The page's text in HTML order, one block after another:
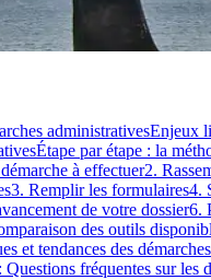
administrativesEnjeux
Étape par étape : la
à effectuer2.
3. Remplir les formulaires4.
de votre dossier6.
des outils
et tendances des démarches
fréquentes sur les